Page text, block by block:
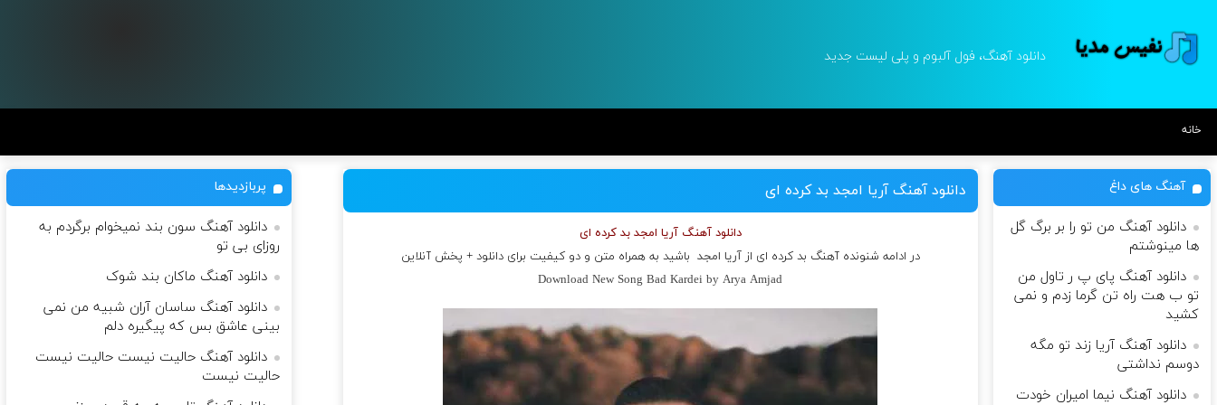
دانلود آهنگ، فول آلبوم و پلی لیست جدید
خانه
دانلود آهنگ آریا امجد بد کرده ای
دانلود آهنگ آریا امجد بد کرده ای
در ادامه شنونده آهنگ بد کرده ای ازآریا امجد باشید به همراه متن و دو کیفیت برای دانلود + پخش آنلاین
Download New Song Bad Kardei by Arya Amjad
آهنگ های داغ
دانلود آهنگ من تو را بر برگ گل
ها مینوشتم
دانلود آهنگ پای پ ر تاول من
تو ب هت راه تن گرما زدم و نمی
کشید
دانلود آهنگ آریا زند تو مگه
دوسم نداشتی
دانلود آهنگ نیما امیران خودت
پربازدیدها
دانلود آهنگ سون بند نمیخوام برگردم به
روزای بی تو
دانلود آهنگ ماکان بند شوک
دانلود آهنگ ساسان آران شبیه من نمی
بینی عاشق بس که پیگیره دلم
دانلود آهنگ حالیت نیست حالیت نیست
حالیت نیست